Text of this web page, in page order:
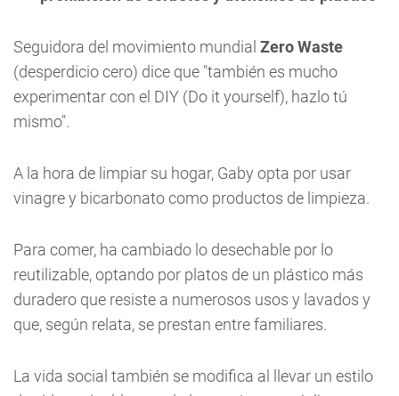
Seguidora del movimiento mundial Zero Waste
(desperdicio cero) dice que "también es mucho
experimentar con el DIY (Do it yourself), hazlo tú
mismo".
A la hora de limpiar su hogar, Gaby opta por usar
vinagre y bicarbonato como productos de limpieza.
Para comer, ha cambiado lo desechable por lo
reutilizable, optando por platos de un plástico más
duradero que resiste a numerosos usos y lavados y
que, según relata, se prestan entre familiares.
La vida social también se modifica al llevar un estilo